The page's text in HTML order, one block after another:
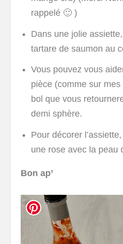
rappelé 🙂 )
Dans une jolie
tartare de saumon au
Vous pouvez vous
pièce (comme sur mes
bol que vous
demi sphère.
Pour décorer
une rose avec la
Bon ap’